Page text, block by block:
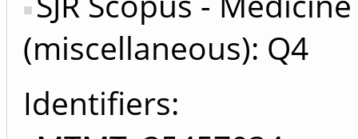
(miscellaneous): Q4
Identifiers